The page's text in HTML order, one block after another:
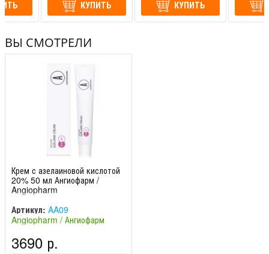
КУПИТЬ КУПИТЬ
ВЫ СМОТРЕЛИ
Крем с азелаиновой кислотой
20% 50 мл Ангиофарм /
Angiopharm
Артикул: AA09
Angiopharm / Ангиофарм
3690 р.